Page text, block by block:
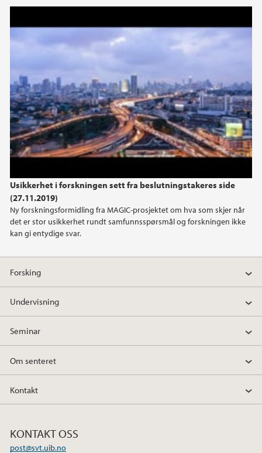
Perspective
Usikkerhet i forskningen sett fra beslutningstakeres side
(27.11.2019)
Ny forskningsformidling fra MAGIC-prosjektet om hva som skjer når
det er stor usikkerhet rundt samfunnsspørsmål og forskningen ikke
kan gi entydige svar.
juni (1)
2023
2022
2021
2020
2019
Forsking
Undervisning
Seminar
Om senteret
Kontakt
KONTAKT OSS
post@svt.uib.no